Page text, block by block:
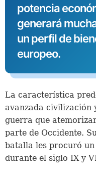
potencia
generará
un perfil de
europeo.
La característica
avanzada civilización
guerra que
parte de Occidente.
batalla les procuró
durante el siglo IX y